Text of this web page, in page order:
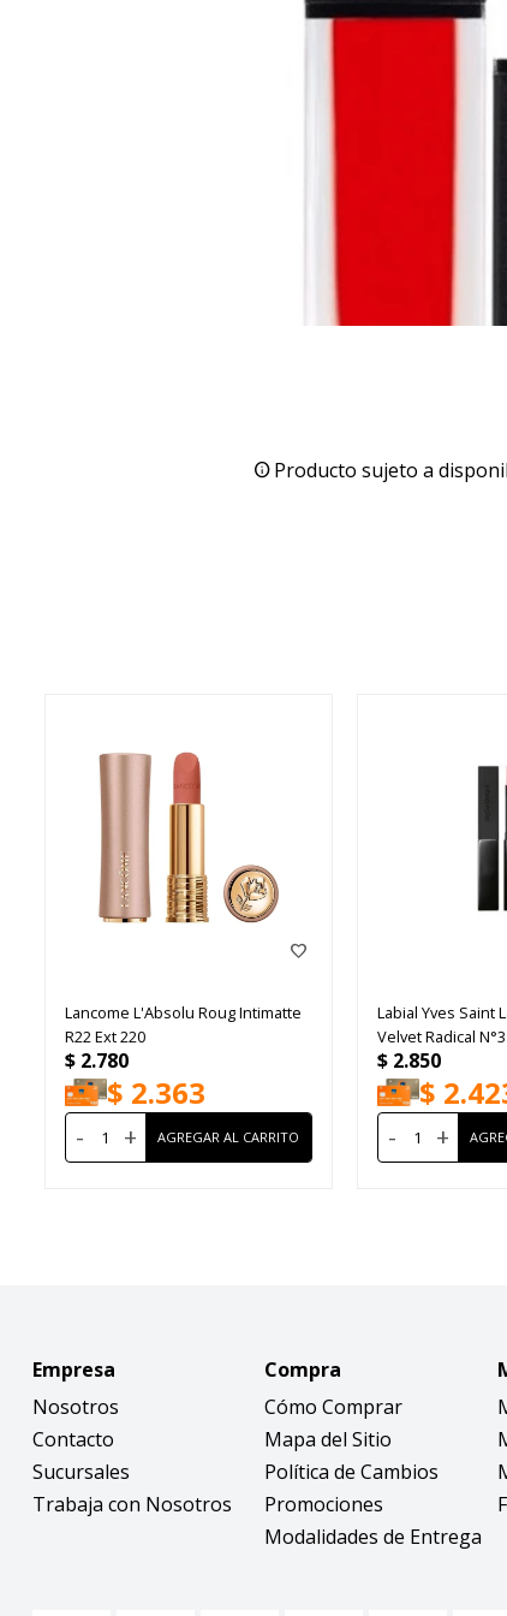
Producto sujeto a
Lancome L'Absolu Roug Intimatte
R22 Ext 220
$ 2.780
$ 2.363
- +
Labial Yves Saint
Velvet Radical
$ 2.850
$
- +
Empresa
Nosotros
Contacto
Sucursales
Trabaja con Nosotros
Compra
Cómo Comprar
Mapa del Sitio
Política de Cambios
Promociones
Modalidades de Entrega